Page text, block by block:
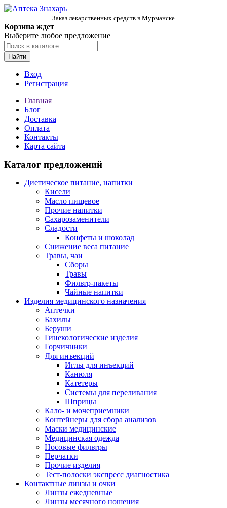
Заказ лекарственных средств в Мурманске
Корзина ждет
Выберите любое предложение
Найти
Вход
Регистрация
Главная
Блог
Доставка
Оплата
Контакты
Карта сайта
Каталог предложений
Диетическое питание, напитки
Кисели
Масло пищевое
Прочие напитки
Сахарозаменители
Сладости
Конфеты и шоколад
Снижение веса питание
Травы, чаи
Сборы
Травы
Фильтр-пакеты
Чайные напитки
Изделия медицинского назначения
Аптечки
Бахилы
Беруши
Гинекологические изделия
Горчичники
Для инъекций
Иглы для инъекций
Канюля
Катетеры
Системы для переливания
Шприцы
Кало- и мочеприемники
Контейнеры для сбора анализов
Маски медицинские
Медицинская одежда
Носовые фильтры
Перчатки
Прочие изделия
Тест-полоски экспресс диагностика
Контактные линзы и очки
Линзы ежедневные
Линзы месячного ношения